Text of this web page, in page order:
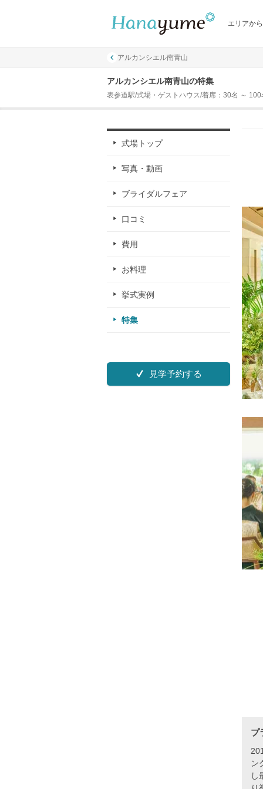
エリアか
アルカンシエル南青山
アルカンシエル南青山の特集
表参道駅/式場・ゲストハウス/着席：30名 ～ 100
式場トップ
写真・動画
ブライダルフェア
口コミ
費用
お料理
挙式実例
特集
見学予約する
プ
ン
し